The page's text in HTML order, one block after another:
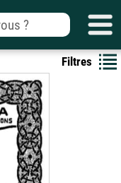
Filtres